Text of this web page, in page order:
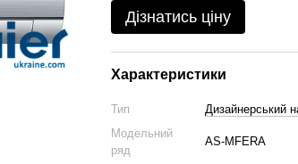
Дізнатись ціну
Характеристики
Тип
Дизайнерський
Модельний
ряд
AS-MFERA